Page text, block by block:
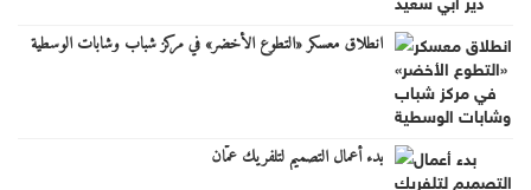
انطلاق معسكر «التطوع الأخضر» في مركز شباب وشابات الوسطية
بدء أعمال التصميم لتلفريك عمّان